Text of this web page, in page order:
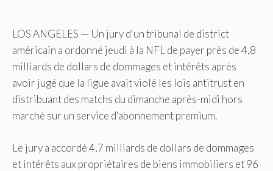
LOS ANGELES — Un jury d'un tribunal de district
américain a ordonné jeudi à la NFL de payer près de 4,8
milliards de dollars de dommages et intérêts après
avoir jugé que la ligue avait violé les lois antitrust en
distribuant des matchs du dimanche après-midi hors
marché sur un service d'abonnement premium.
Le jury a accordé 4,7 milliards de dollars de dommages
et intérêts aux propriétaires de biens immobiliers et 96